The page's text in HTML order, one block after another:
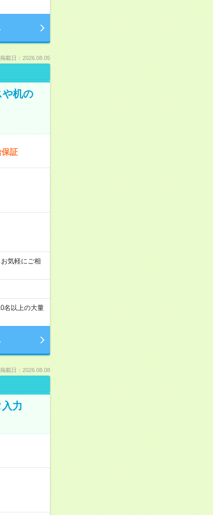
掲載日：2026.08.05
や机の
証
気軽にご相
名以上の大量
掲載日：2026.08.08
力